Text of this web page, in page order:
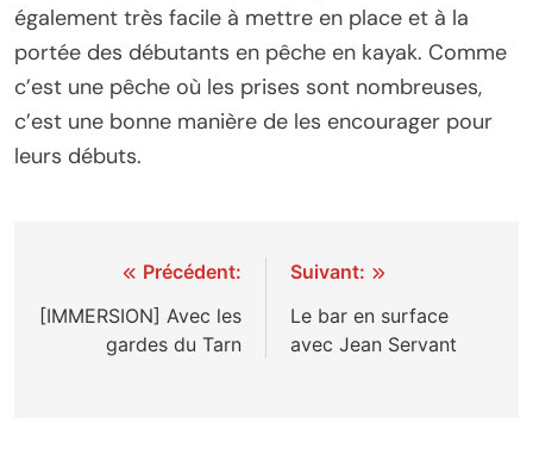
également très facile à mettre en place et à la
portée des débutants en pêche en kayak. Comme
c’est une pêche où les prises sont nombreuses,
c’est une bonne manière de les encourager pour
leurs débuts.
Navigation
de
l’article
Précédent:
[IMMERSION] Avec les
gardes du Tarn
Suivant:
Le bar en surface
avec Jean Servant